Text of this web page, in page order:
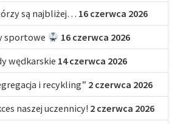
są najbliżej… 16 czerwca 2026
sportowe
16 czerwca 2026
wędkarskie 14 czerwca 2026
i recykling” 2 czerwca 2026
naszej uczennicy! 2 czerwca 2026